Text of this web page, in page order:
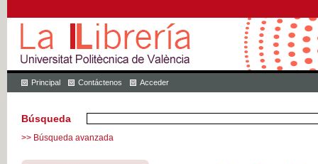
Principal Contáctenos Acceder
Búsqueda
>> Búsqueda avanzada